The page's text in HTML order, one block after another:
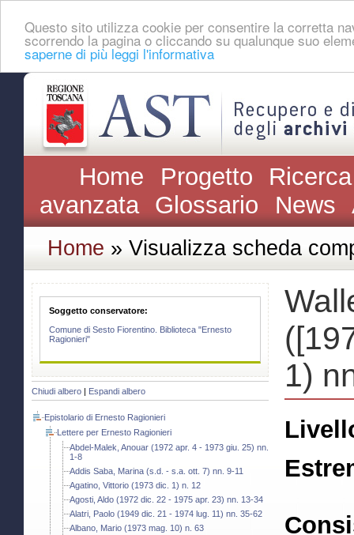
Questo sito utilizza cookie per consentire la corretta
scorrendo la pagina o cliccando su qualunque suo
saperne di più leggi l'informativa
Home Progetto
avanzata Glossario News
Home » Visualizza scheda
Soggetto conservatore:
Comune di Sesto Fiorentino. Biblioteca "Ernesto
Ragionieri"
Chiudi albero | Espandi albero
Epistolario di Ernesto Ragionieri
Lettere per Ernesto Ragionieri
Abdel-Malek, Anouar (1972 apr. 4 - 1973 giu. 25) nn.
1-8
Addis Saba, Marina (s.d. - s.a. ott. 7) nn. 9-11
Agatino, Vittorio (1973 dic. 1) n. 12
Agosti, Aldo (1972 dic. 22 - 1975 apr. 23) nn. 13-34
Alatri, Paolo (1949 dic. 21 - 1974 lug. 11) nn. 35-62
Albano, Mario (1973 mag. 10) n. 63
1)